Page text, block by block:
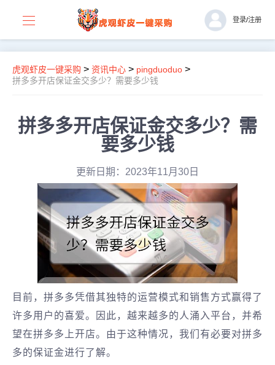
登录/注册
虎观虾皮一键采购 > 资讯中心 > pingduoduo >
拼多多开店保证金交多少？需要多少钱
拼多多开店保证金交多少？需
要多少钱
更新日期：2023年11月30日
目前，拼多多凭借其独特的运营模式和销售方式赢得了
许多用户的喜爱。因此，越来越多的人涌入平台，并希
望在拼多多上开店。由于这种情况，我们有必要对拼多
多的保证金进行了解。